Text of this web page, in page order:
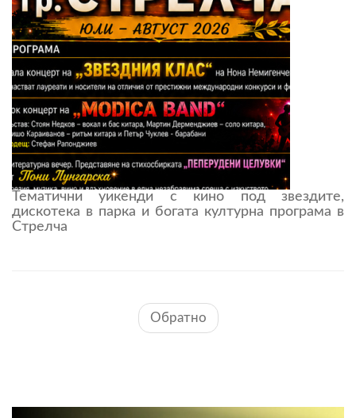
Тематични уикенди с кино под звездите,
дискотека в парка и богата културна програма в
Стрелча
Обратно